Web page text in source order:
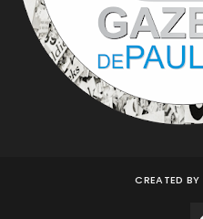
CREATED BY